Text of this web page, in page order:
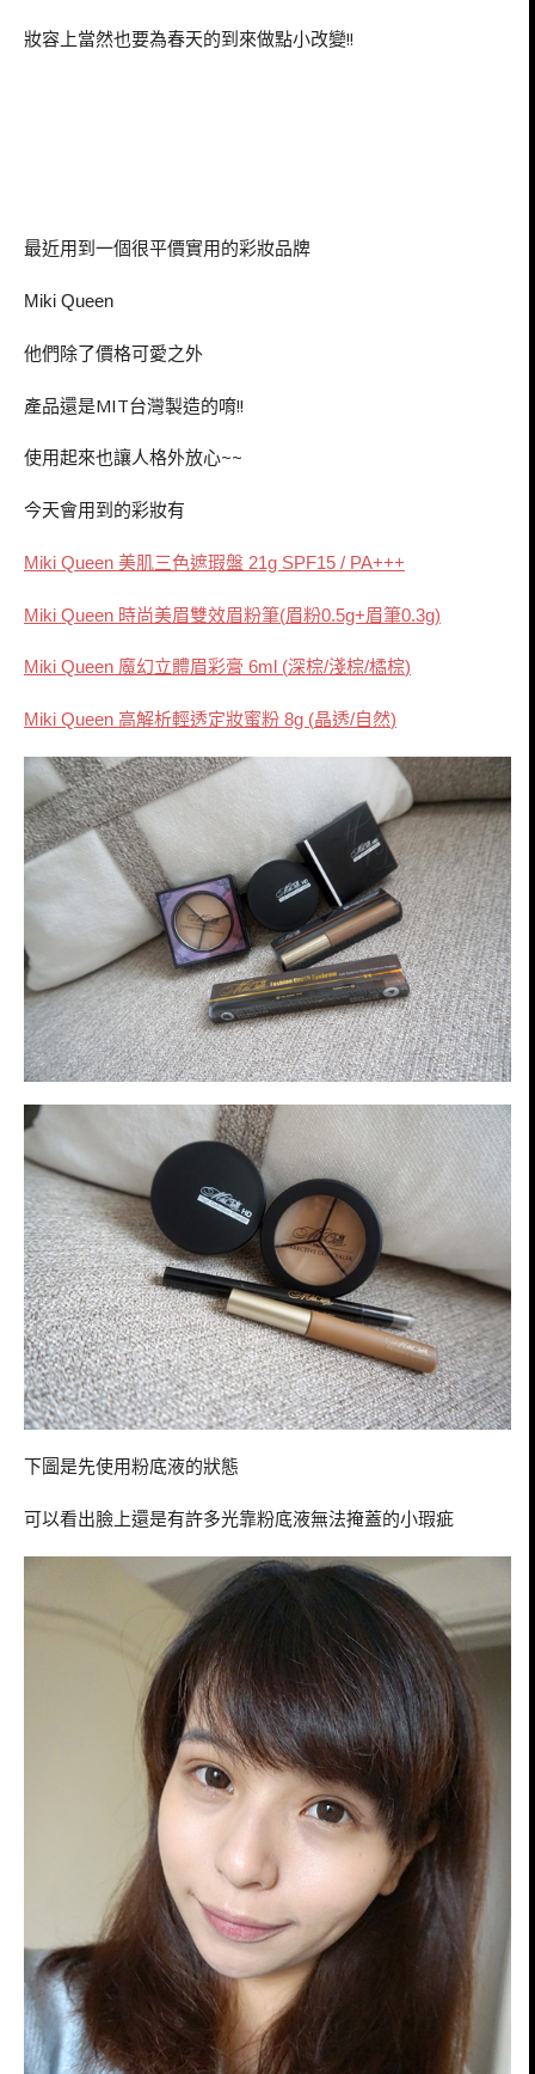
妝容上當然也要為春天的到來做點小改變!!
最近用到一個很平價實用的彩妝品牌
Miki Queen
他們除了價格可愛之外
產品還是MIT台灣製造的唷!!
使用起來也讓人格外放心~~
今天會用到的彩妝有
Miki Queen 美肌三色遮瑕盤 21g SPF15 / PA+++
Miki Queen 時尚美眉雙效眉粉筆(眉粉0.5g+眉筆0.3g)
Miki Queen 魔幻立體眉彩膏 6ml (深棕/淺棕/橘棕)
Miki Queen 高解析輕透定妝蜜粉 8g (晶透/自然)
下圖是先使用粉底液的狀態
可以看出臉上還是有許多光靠粉底液無法掩蓋的小瑕疵